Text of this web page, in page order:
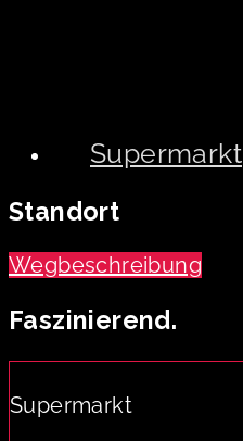
Supermarkt
Standort
Wegbeschreibung
Faszinierend.
Supermarkt